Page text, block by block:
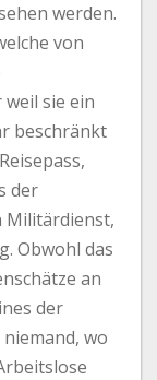
werden.
von
sie ein
beschränkt
der
Militärdienst,
Obwohl das
an
der
wo